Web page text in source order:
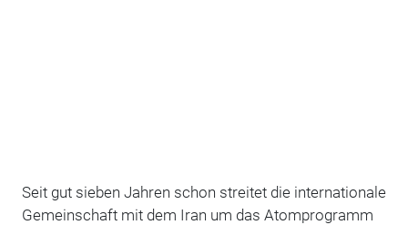
Seit gut sieben Jahren schon streitet die internationale
Gemeinschaft mit dem Iran um das Atomprogramm